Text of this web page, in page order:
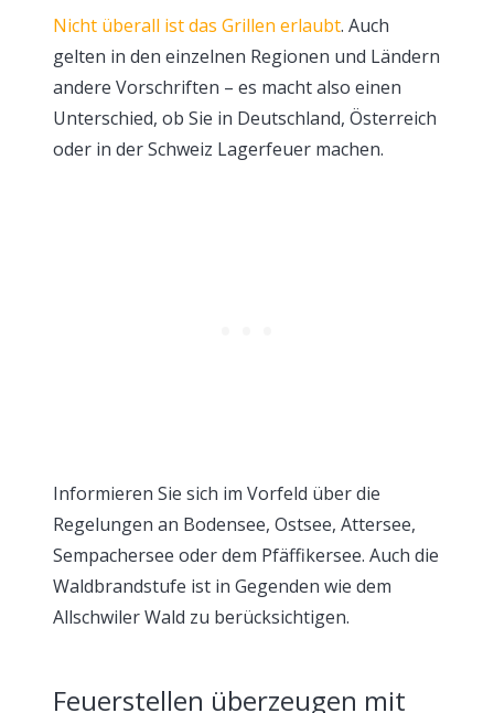
Nicht überall ist das Grillen erlaubt. Auch
gelten in den einzelnen Regionen und Ländern
andere Vorschriften – es macht also einen
Unterschied, ob Sie in Deutschland, Österreich
oder in der Schweiz Lagerfeuer machen.
Informieren Sie sich im Vorfeld über die
Regelungen an Bodensee, Ostsee, Attersee,
Sempachersee oder dem Pfäffikersee. Auch die
Waldbrandstufe ist in Gegenden wie dem
Allschwiler Wald zu berücksichtigen.
Feuerstellen überzeugen mit